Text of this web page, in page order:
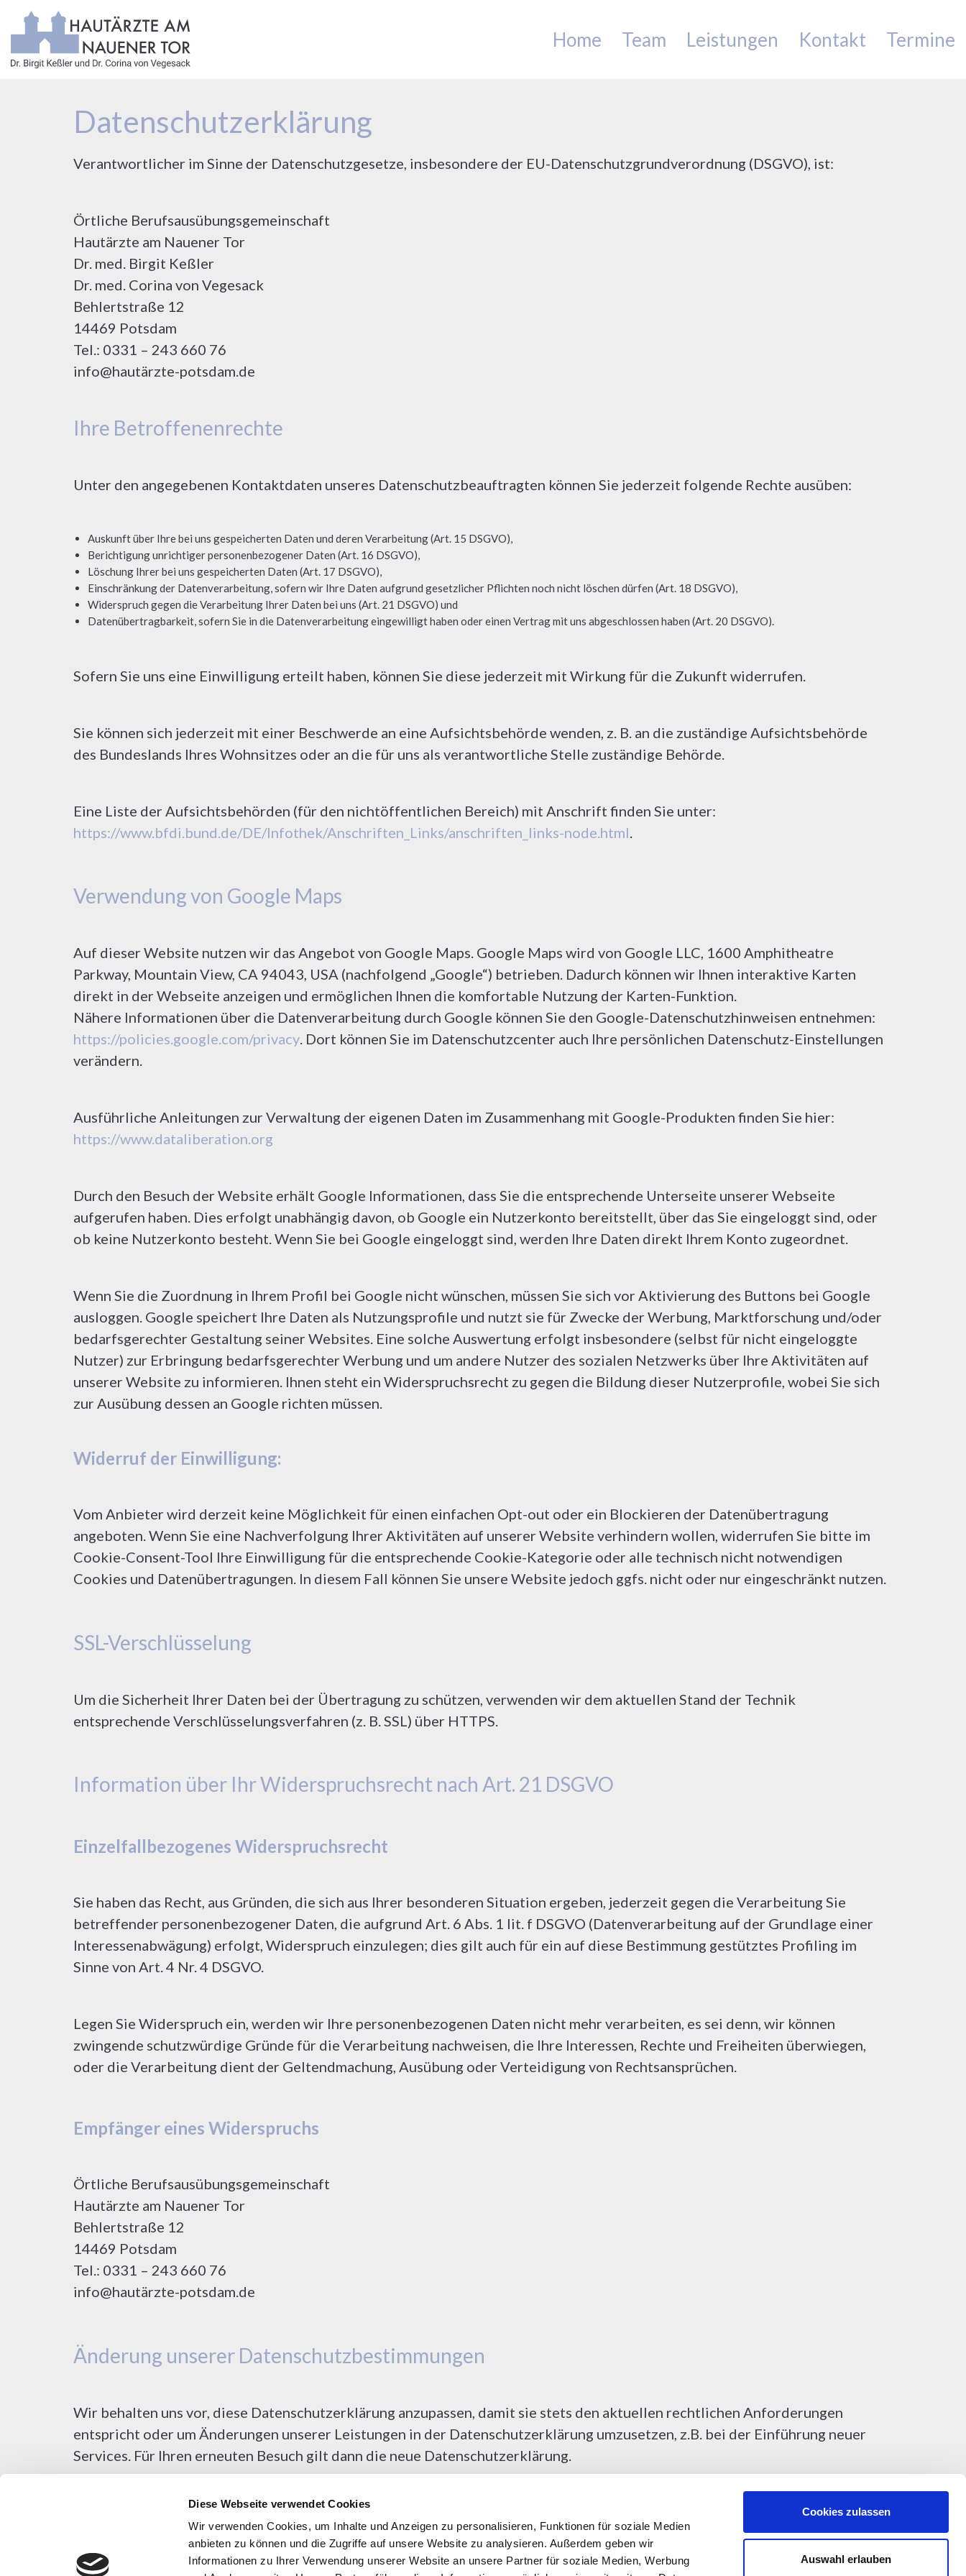
Diese Webseite verwendet Cookies
Wir verwenden Cookies, um Inhalte und Anzeigen zu personalisieren, Funktionen für soziale Medien
anbieten zu können und die Zugriffe auf unsere Website zu analysieren. Außerdem geben wir
Informationen zu Ihrer Verwendung unserer Website an unsere Partner für soziale Medien, Werbung
Cookies zulassen
Auswahl erlauben
Home Team Leistungen Kontakt Termine
Datenschutzerklärung
Verantwortlicher im Sinne der Datenschutzgesetze, insbesondere der EU-Datenschutzgrundverordnung (DSGVO), ist:
Örtliche Berufsausübungsgemeinschaft
Hautärzte am Nauener Tor
Dr. med. Birgit Keßler
Dr. med. Corina von Vegesack
Behlertstraße 12
14469 Potsdam
Tel.: 0331 – 243 660 76
info@hautärzte-potsdam.de
Ihre Betroffenenrechte
Unter den angegebenen Kontaktdaten unseres Datenschutzbeauftragten können Sie jederzeit folgende Rechte ausüben:
Auskunft über Ihre bei uns gespeicherten Daten und deren Verarbeitung (Art. 15 DSGVO),
Berichtigung unrichtiger personenbezogener Daten (Art. 16 DSGVO),
Löschung Ihrer bei uns gespeicherten Daten (Art. 17 DSGVO),
Einschränkung der Datenverarbeitung, sofern wir Ihre Daten aufgrund gesetzlicher Pflichten noch nicht löschen dürfen (Art. 18 DSGVO),
Widerspruch gegen die Verarbeitung Ihrer Daten bei uns (Art. 21 DSGVO) und
Datenübertragbarkeit, sofern Sie in die Datenverarbeitung eingewilligt haben oder einen Vertrag mit uns abgeschlossen haben (Art. 20 DSGVO).
Sofern Sie uns eine Einwilligung erteilt haben, können Sie diese jederzeit mit Wirkung für die Zukunft widerrufen.
Sie können sich jederzeit mit einer Beschwerde an eine Aufsichtsbehörde wenden, z. B. an die zuständige Aufsichtsbehörde
des Bundeslands Ihres Wohnsitzes oder an die für uns als verantwortliche Stelle zuständige Behörde.
Eine Liste der Aufsichtsbehörden (für den nichtöffentlichen Bereich) mit Anschrift finden Sie unter:
https://www.bfdi.bund.de/DE/Infothek/Anschriften_Links/anschriften_links-node.html
Verwendung von Google Maps
Auf dieser Website nutzen wir das Angebot von Google Maps. Google Maps wird von Google LLC, 1600 Amphitheatre
Parkway, Mountain View, CA 94043, USA (nachfolgend „Google“) betrieben. Dadurch können wir Ihnen interaktive Karten
direkt in der Webseite anzeigen und ermöglichen Ihnen die komfortable Nutzung der Karten-Funktion.
Nähere Informationen über die Datenverarbeitung durch Google können Sie den Google-Datenschutzhinweisen entnehmen:
https://policies.google.com/privacy. Dort können Sie im Datenschutzcenter auch Ihre persönlichen Datenschutz-Einstellungen
verändern.
Ausführliche Anleitungen zur Verwaltung der eigenen Daten im Zusammenhang mit Google-Produkten finden Sie hier:
https://www.dataliberation.org
Durch den Besuch der Website erhält Google Informationen, dass Sie die entsprechende Unterseite unserer Webseite
aufgerufen haben. Dies erfolgt unabhängig davon, ob Google ein Nutzerkonto bereitstellt, über das Sie eingeloggt sind, oder
ob keine Nutzerkonto besteht. Wenn Sie bei Google eingeloggt sind, werden Ihre Daten direkt Ihrem Konto zugeordnet.
Wenn Sie die Zuordnung in Ihrem Profil bei Google nicht wünschen, müssen Sie sich vor Aktivierung des Buttons bei Google
ausloggen. Google speichert Ihre Daten als Nutzungsprofile und nutzt sie für Zwecke der Werbung, Marktforschung und/oder
bedarfsgerechter Gestaltung seiner Websites. Eine solche Auswertung erfolgt insbesondere (selbst für nicht eingeloggte
Nutzer) zur Erbringung bedarfsgerechter Werbung und um andere Nutzer des sozialen Netzwerks über Ihre Aktivitäten auf
unserer Website zu informieren. Ihnen steht ein Widerspruchsrecht zu gegen die Bildung dieser Nutzerprofile, wobei Sie sich
zur Ausübung dessen an Google richten müssen.
Widerruf der Einwilligung:
Vom Anbieter wird derzeit keine Möglichkeit für einen einfachen Opt-out oder ein Blockieren der Datenübertragung
angeboten. Wenn Sie eine Nachverfolgung Ihrer Aktivitäten auf unserer Website verhindern wollen, widerrufen Sie bitte im
Cookie-Consent-Tool Ihre Einwilligung für die entsprechende Cookie-Kategorie oder alle technisch nicht notwendigen
Cookies und Datenübertragungen. In diesem Fall können Sie unsere Website jedoch ggfs. nicht oder nur eingeschränkt nutzen.
SSL-Verschlüsselung
Um die Sicherheit Ihrer Daten bei der Übertragung zu schützen, verwenden wir dem aktuellen Stand der Technik
entsprechende Verschlüsselungsverfahren (z. B. SSL) über HTTPS.
Information über Ihr Widerspruchsrecht nach Art. 21 DSGVO
Einzelfallbezogenes Widerspruchsrecht
Sie haben das Recht, aus Gründen, die sich aus Ihrer besonderen Situation ergeben, jederzeit gegen die Verarbeitung Sie
betreffender personenbezogener Daten, die aufgrund Art. 6 Abs. 1 lit. f DSGVO (Datenverarbeitung auf der Grundlage einer
Interessenabwägung) erfolgt, Widerspruch einzulegen; dies gilt auch für ein auf diese Bestimmung gestütztes Profiling im
Sinne von Art. 4 Nr. 4 DSGVO.
Legen Sie Widerspruch ein, werden wir Ihre personenbezogenen Daten nicht mehr verarbeiten, es sei denn, wir können
zwingende schutzwürdige Gründe für die Verarbeitung nachweisen, die Ihre Interessen, Rechte und Freiheiten überwiegen,
oder die Verarbeitung dient der Geltendmachung, Ausübung oder Verteidigung von Rechtsansprüchen.
Empfänger eines Widerspruchs
Örtliche Berufsausübungsgemeinschaft
Hautärzte am Nauener Tor
Behlertstraße 12
14469 Potsdam
Tel.: 0331 – 243 660 76
info@hautärzte-potsdam.de
Änderung unserer Datenschutzbestimmungen
Wir behalten uns vor, diese Datenschutzerklärung anzupassen, damit sie stets den aktuellen rechtlichen Anforderungen
entspricht oder um Änderungen unserer Leistungen in der Datenschutzerklärung umzusetzen, z.B. bei der Einführung neuer
Services. Für Ihren erneuten Besuch gilt dann die neue Datenschutzerklärung.
Fragen an den Datenschutzbeauftragten